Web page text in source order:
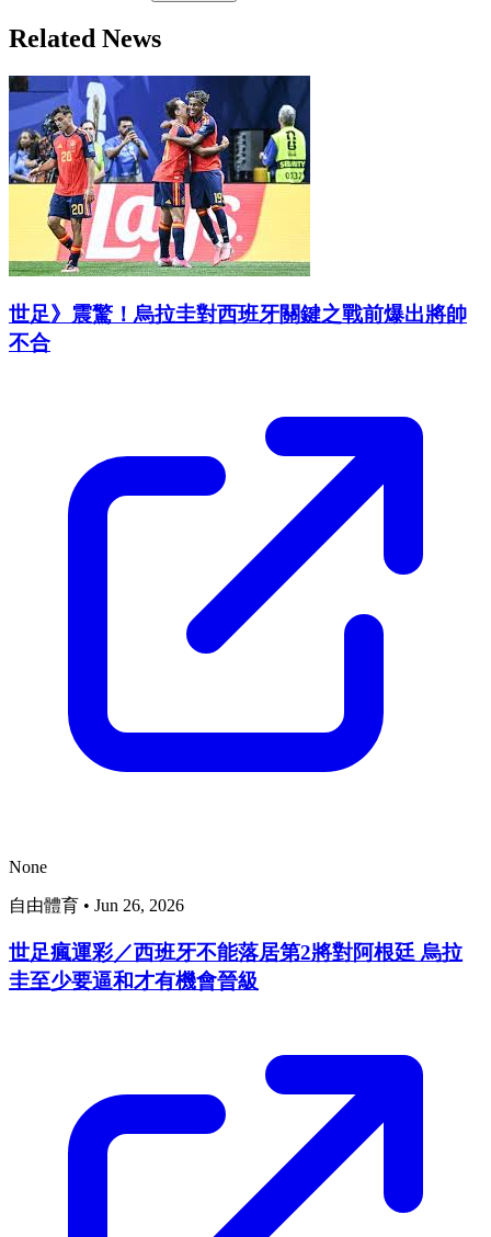
Related News
世足》震驚！烏拉圭對西班牙關鍵之戰前爆出將帥
不合
None
自由體育 • Jun 26, 2026
世足瘋運彩／西班牙不能落居第2將對阿根廷 烏拉
圭至少要逼和才有機會晉級